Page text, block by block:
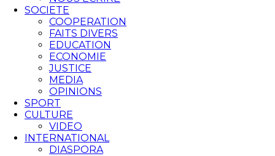
SOCIETE
COOPERATION
FAITS DIVERS
EDUCATION
ECONOMIE
JUSTICE
MEDIA
OPINIONS
SPORT
CULTURE
VIDEO
INTERNATIONAL
DIASPORA